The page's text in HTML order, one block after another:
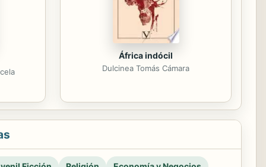
África indócil
Dulcinea Tomás Cámara